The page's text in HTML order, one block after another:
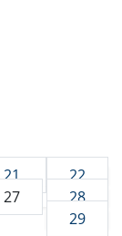
21
22
27
28
29